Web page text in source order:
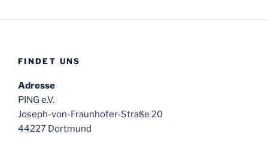
FINDET UNS
Adresse
PING e.V.
Joseph-von-Fraunhofer-Straße 20
44227 Dortmund